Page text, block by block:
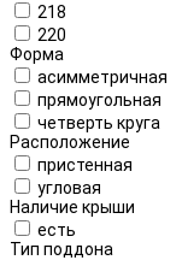
218
220
Форма
асимметричная
прямоугольная
четверть круга
Расположение
пристенная
угловая
Наличие крыши
есть
Тип поддона